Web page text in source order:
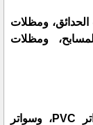
ومظلات
ومظلات
نقدم جميع أنواع السواتر، بما في ذلك سواتر PVC، وسواتر